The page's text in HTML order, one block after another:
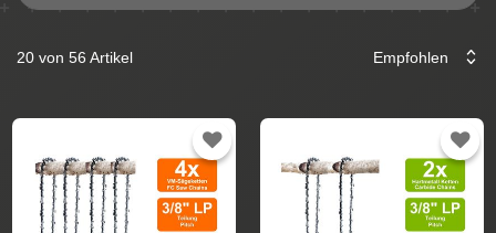
Hartmetall
Führungsschiene
20 von 56 Artikel